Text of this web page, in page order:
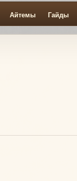
Айтемы Гайды